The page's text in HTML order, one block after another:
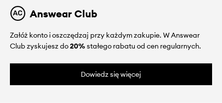
Answear Club
Załóż konto i oszczędzaj przy każdym zakupie. W Answear
Club zyskujesz do20%stałego rabatu od cen regularnych.
Dowiedz się więcej